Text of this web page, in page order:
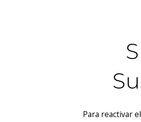
Para reactivar